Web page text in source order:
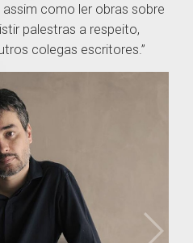
como ler obras sobre
palestras a respeito,
colegas escritores.”